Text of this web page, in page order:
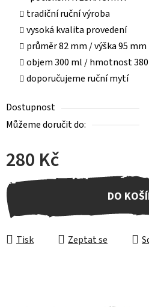
tradiční ruční výroba
vysoká kvalita provedení
průměr 82 mm / výška 95 mm
objem 300 ml / hmotnost
doporučujeme ruční mytí
Dostupnost
Můžeme doručit do:
280 Kč
Měrná cena:
DO
Tisk Zeptat se